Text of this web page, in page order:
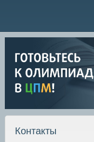
Контакты